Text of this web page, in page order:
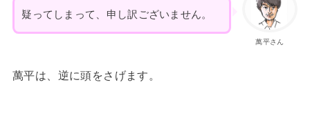
萬平さん
疑ってしまって、申し訳ございません。
萬平は、逆に頭をさげます。